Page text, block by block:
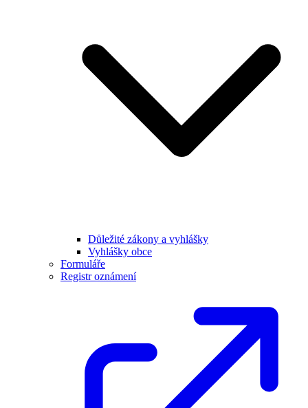
Důležité zákony a vyhlášky
Vyhlášky obce
Formuláře
Registr oznámení